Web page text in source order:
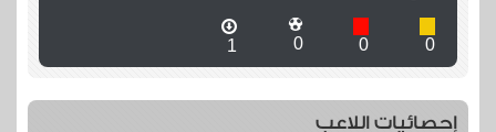
0
0
0
1
إحصائيات اللاعب